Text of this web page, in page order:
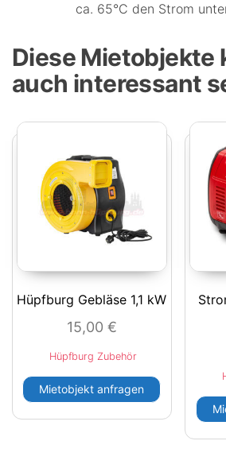
ca. 65°C den Strom
Diese Mietobjekte
auch interessant
Hüpfburg Gebläse 1,1 kW
15,00 €
Hüpfburg Zubehör
Mietobjekt anfragen